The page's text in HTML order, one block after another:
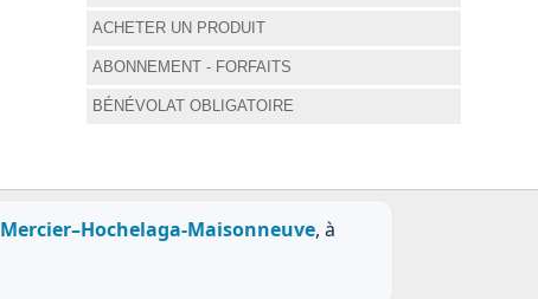
ACHETER UN PRODUIT
ABONNEMENT - FORFAITS
BÉNÉVOLAT OBLIGATOIRE
Mercier–Hochelaga-Maisonneuve, à